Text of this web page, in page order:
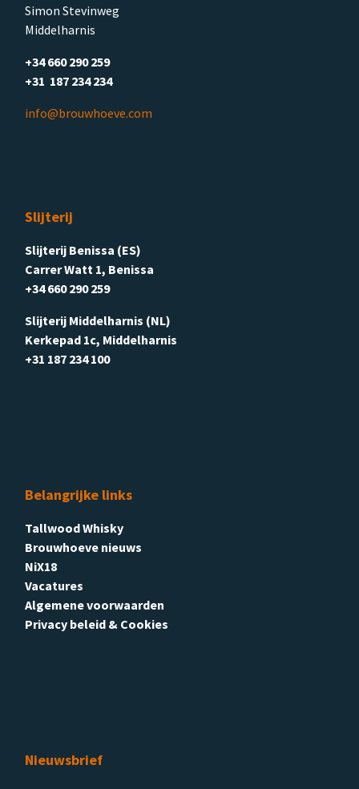
Simon Stevinweg
Middelharnis
+34 660 290 259
+31 187 234 234
info@brouwhoeve.com
Slijterij
Slijterij Benissa (ES)
Carrer Watt 1, Benissa
+34 660 290 259
Slijterij Middelharnis (NL)
Kerkepad 1c, Middelharnis
+31 187 234 100
Belangrijke links
Tallwood Whisky
Brouwhoeve nieuws
NiX18
Vacatures
Algemene voorwaarden
Privacy beleid & Cookies
Nieuwsbrief